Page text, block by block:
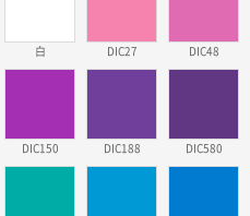
白 DIC27 DIC48
DIC150 DIC188 DIC580